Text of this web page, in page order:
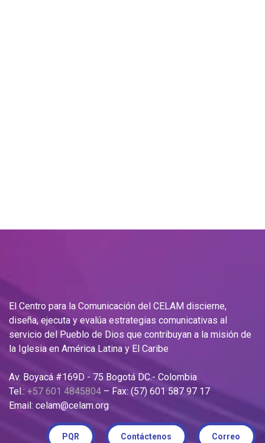
El Centro para la Comunicación del CELAM discierne,
diseña, ejecuta y evalúa estrategias comunicativas al
servicio del Pueblo de Dios que contribuyan a la misión de
la Iglesia en América Latina y El Caribe
Av. Boyacá #169D - 75 Bogotá DC.- Colombia
Tel.: +57 601 4845804 – Fax: (57) 601 587 97 17
Email: celam@celam.org
PQR Contáctenos Correo